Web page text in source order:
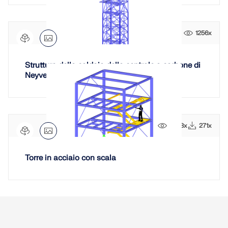
VERIFICA DELLE ZONE DI CARICO
Prodotti obsoleti
1256x
Struttura della caldaia della centrale a carbone di
Neyveli
3923x 271x
Torre in acciaio con scala